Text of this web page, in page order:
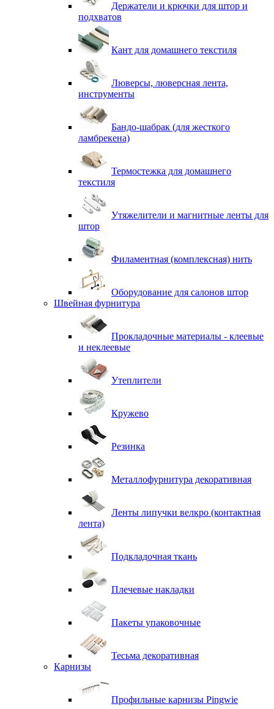
Держатели и крючки для штор и
подхватов
Кант для домашнего текстиля
Люверсы, люверсная лента,
инструменты
Бандо-шабрак (для жесткого
ламбрекена)
Термостежка для домашнего
текстиля
Утяжелители и магнитные ленты для
штор
Филаментная (комплексная) нить
Оборудование для салонов штор
Швейная фурнитура
Прокладочные материалы - клеевые
и неклеевые
Утеплители
Кружево
Резинка
Металлофурнитура декоративная
Ленты липучки велкро (контактная
лента)
Подкладочная ткань
Плечевые накладки
Пакеты упаковочные
Тесьма декоративная
Карнизы
Профильные карнизы Pingwie